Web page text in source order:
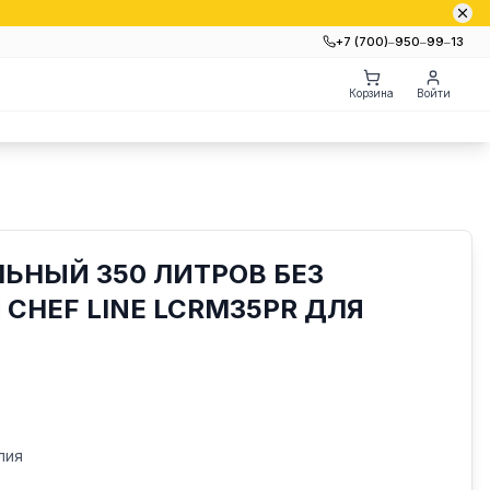
+7 (700)‒950‒99‒13
Корзина Войти
350 ЛИТРОВ БЕЗ
LINE LCRM35PR ДЛЯ